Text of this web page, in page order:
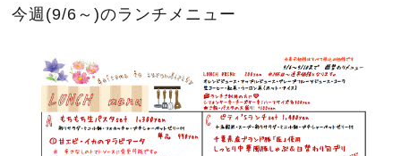
今週(9/6～)のランチメニュー